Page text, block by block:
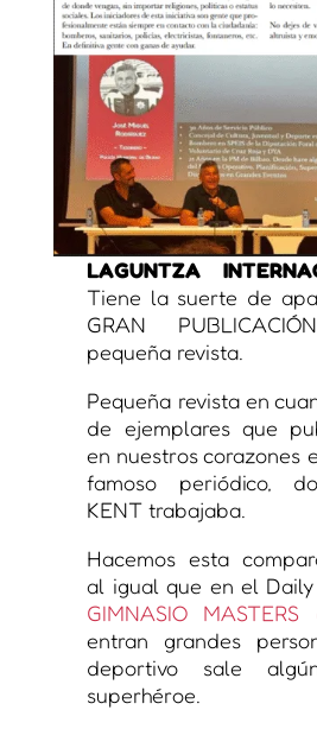
LAGUNTZA
Tiene la suerte de
GRAN
pequeña revista.
Pequeña revista en
de ejemplares que
en nuestros corazones
famoso periódico,
KENT trabajaba.
Hacemos esta
al igual que en el
GIMNASIO
entran grandes
deportivo sale
superhéroe.